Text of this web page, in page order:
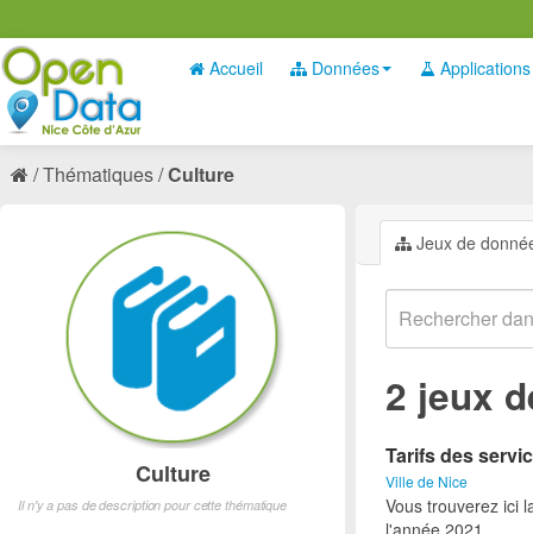
Accueil Données Applications
Thématiques Culture
Jeux de
2 jeux
Tarifs des
Ville de Nice
Vous trouverez ici
l'année 2021.
Culture
Il n'y a pas de description pour cette thématique